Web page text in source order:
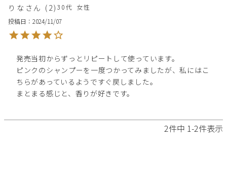
りな 2 30代 女性
投稿日
2024/11/07
発売当初からずっとリピートして使っています。
ピンクのシャンプーを一度つかってみましたが、私にはこ
ちらがあっているようですぐ戻しました。
まとまる感じと、香りが好きです。
2件中 1-2件表示